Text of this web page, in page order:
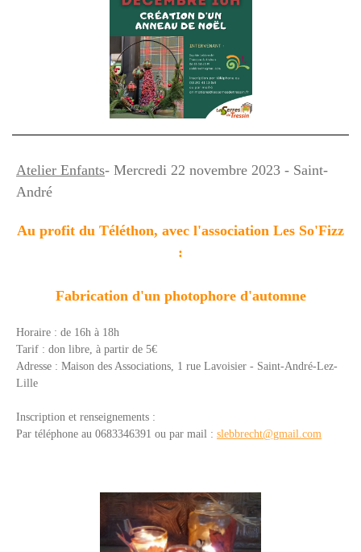
Atelier Enfants- Mercredi 22 novembre 2023 - Saint-
André
Au profit du Téléthon, avec l'association Les So'Fizz
:
Fabrication d'un photophore d'automne
Horaire : de 16h à 18h
Tarif : don libre, à partir de 5€
Adresse : Maison des Associations, 1 rue Lavoisier - Saint-André-Lez-
Lille
Inscription et renseignements :
Par téléphone au 0683346391 ou par mail : slebbrecht@gmail.com